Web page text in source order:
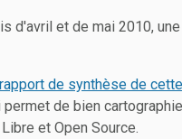
d'avril et de mai 2010,
de synthèse de
de bien
et Open Source.